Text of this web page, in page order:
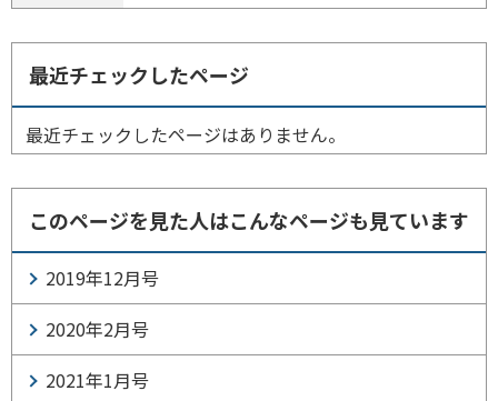
最近チェックしたページ
最近チェックしたページはありません。
このページを見た人はこんなページも見ています
2019年12月号
2020年2月号
2021年1月号